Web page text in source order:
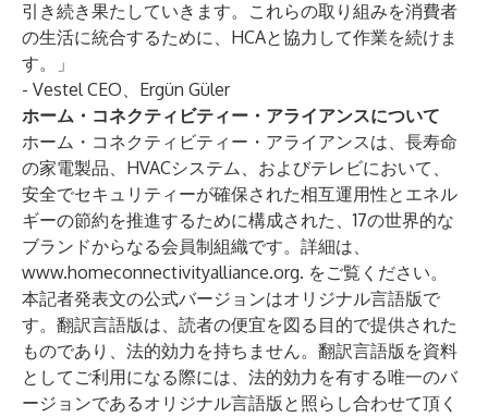
引き続き果たしていきます。これらの取り組みを消費者
の生活に統合するために、HCAと協力して作業を続けま
す。」
- Vestel CEO、Ergün Güler
ホーム・コネクティビティー・アライアンスについて
ホーム・コネクティビティー・アライアンスは、長寿命
の家電製品、HVACシステム、およびテレビにおいて、
安全でセキュリティーが確保された相互運用性とエネル
ギーの節約を推進するために構成された、17の世界的な
ブランドからなる会員制組織です。詳細は、
www.homeconnectivityalliance.org. をご覧ください。
本記者発表文の公式バージョンはオリジナル言語版で
す。翻訳言語版は、読者の便宜を図る目的で提供された
ものであり、法的効力を持ちません。翻訳言語版を資料
としてご利用になる際には、法的効力を有する唯一のバ
ージョンであるオリジナル言語版と照らし合わせて頂く